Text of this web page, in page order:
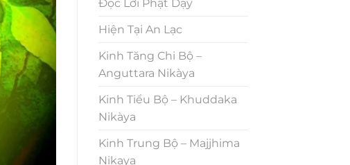
Đọc Lời Phật Dạy
Hiện Tại An Lạc
Kinh Tăng Chi Bộ –
Anguttara Nikàya
Kinh Tiểu Bộ – Khuddaka
Nikàya
Kinh Trung Bộ – Majjhima
Nikaya